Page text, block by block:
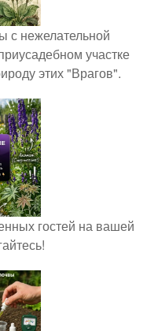
с нежелательной
участке
этих "Врагов".
гостей на вашей